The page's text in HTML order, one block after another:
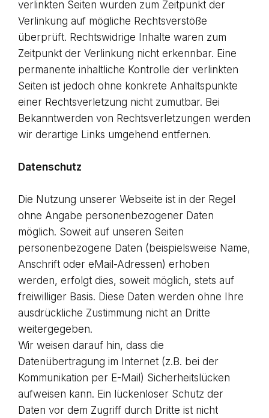
verlinkten Seiten wurden zum Zeitpunkt der
Verlinkung auf mögliche Rechtsverstöße
überprüft. Rechtswidrige Inhalte waren zum
Zeitpunkt der Verlinkung nicht erkennbar. Eine
permanente inhaltliche Kontrolle der verlinkten
Seiten ist jedoch ohne konkrete Anhaltspunkte
einer Rechtsverletzung nicht zumutbar. Bei
Bekanntwerden von Rechtsverletzungen werden
wir derartige Links umgehend entfernen.
Datenschutz
Die Nutzung unserer Webseite ist in der Regel
ohne Angabe personenbezogener Daten
möglich. Soweit auf unseren Seiten
personenbezogene Daten (beispielsweise Name,
Anschrift oder eMail-Adressen) erhoben
werden, erfolgt dies, soweit möglich, stets auf
freiwilliger Basis. Diese Daten werden ohne Ihre
ausdrückliche Zustimmung nicht an Dritte
weitergegeben.
Wir weisen darauf hin, dass die
Datenübertragung im Internet (z.B. bei der
Kommunikation per E-Mail) Sicherheitslücken
aufweisen kann. Ein lückenloser Schutz der
Daten vor dem Zugriff durch Dritte ist nicht